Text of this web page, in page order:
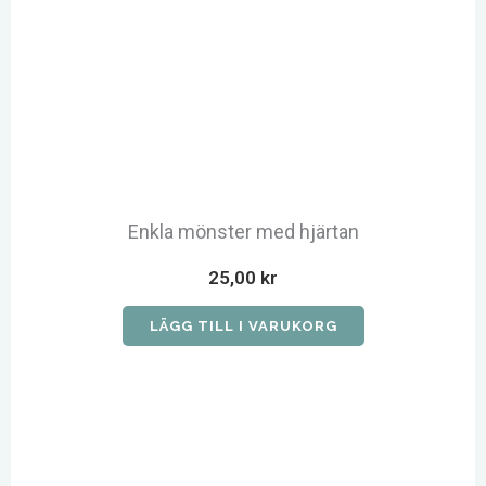
Enkla mönster med hjärtan
25,00 kr
LÄGG TILL I VARUKORG